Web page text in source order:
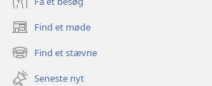
Find et møde
(åbner
nyt
vindue)
Find et stævne
(åbner
nyt
Seneste nyt